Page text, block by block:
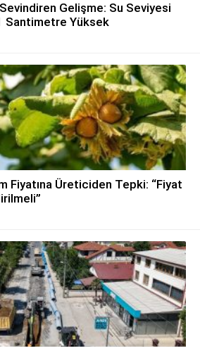
Gelişme: Su Seviyesi
Santimetre Yüksek
Fiyatına Üreticiden Tepki: “Fiyat